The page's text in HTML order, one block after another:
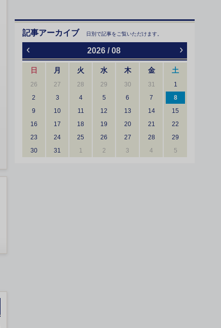
記事アーカイブ 日別で記事をご覧いただけます。
‹ 2026 / 08 ›
日 月 火 水 木 金 土
26 27 28 29 30 31
1
2
3 4 5 6 7
8
9
10 11 12 13 14
15
16
17 18 19 20 21
22
23
24 25 26 27 28
29
30
31 1 2 3 4 5